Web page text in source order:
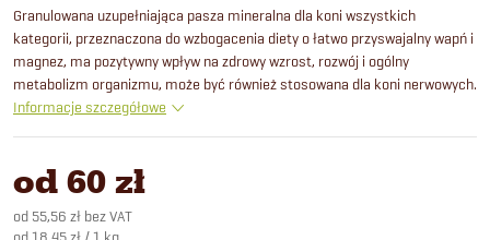
Granulowana uzupełniająca pasza mineralna dla koni wszystkich
kategorii, przeznaczona do wzbogacenia diety o łatwo przyswajalny wapń i
magnez, ma pozytywny wpływ na zdrowy wzrost, rozwój i ogólny
metabolizm organizmu, może być również stosowana dla koni nerwowych.
Informacje szczegółowe
od 60 zł
od 55,56 zł bez VAT
Cena
od 18,45 zł / 1 kg